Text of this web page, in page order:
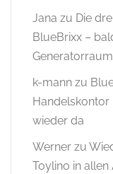
Jana zu Die
BlueBrixx –
Generatorraum
k-mann zu
wieder da
Werner zu
Toylino in allen